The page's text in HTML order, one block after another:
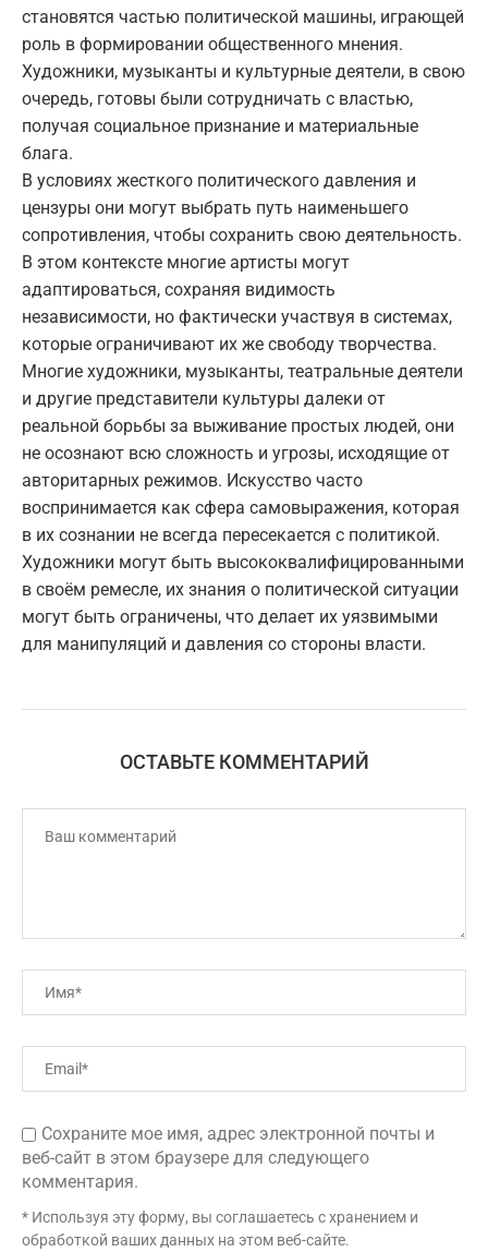
становятся частью политической машины, играющей
роль в формировании общественного мнения.
Художники, музыканты и культурные деятели, в свою
очередь, готовы были сотрудничать с властью,
получая социальное признание и материальные
блага.
В условиях жесткого политического давления и
цензуры они могут выбрать путь наименьшего
сопротивления, чтобы сохранить свою деятельность.
В этом контексте многие артисты могут
адаптироваться, сохраняя видимость
независимости, но фактически участвуя в системах,
которые ограничивают их же свободу творчества.
Многие художники, музыканты, театральные деятели
и другие представители культуры далеки от
реальной борьбы за выживание простых людей, они
не осознают всю сложность и угрозы, исходящие от
авторитарных режимов. Искусство часто
воспринимается как сфера самовыражения, которая
в их сознании не всегда пересекается с политикой.
Художники могут быть высококвалифицированными
в своём ремесле, их знания о политической ситуации
могут быть ограничены, что делает их уязвимыми
для манипуляций и давления со стороны власти.
ОСТАВЬТЕ КОММЕНТАРИЙ
Сохраните мое имя, адрес электронной почты и
веб-сайт в этом браузере для следующего
комментария.
* Используя эту форму, вы соглашаетесь с хранением и
обработкой ваших данных на этом веб-сайте.